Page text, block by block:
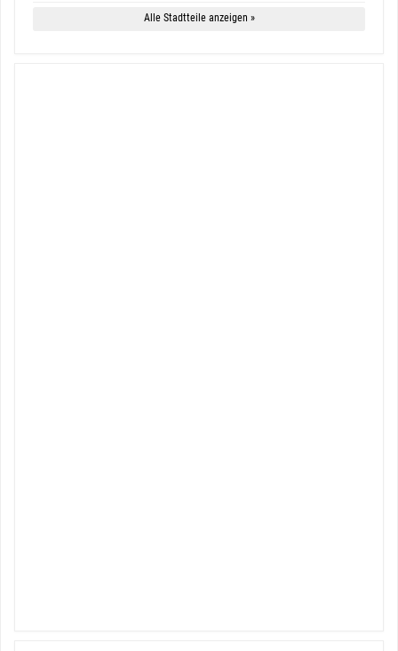
Alle Stadtteile anzeigen »